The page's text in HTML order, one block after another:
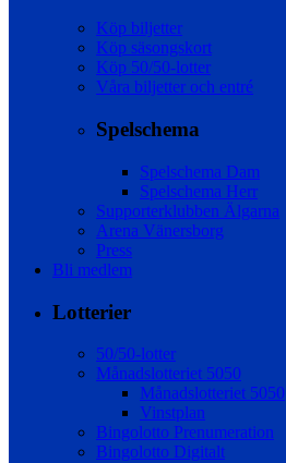
Köp biljetter
Köp säsongskort
Köp 50/50-lotter
Våra biljetter och entré
Spelschema
Spelschema Dam
Spelschema Herr
Supporterklubben Älgarna
Arena Vänersborg
Press
Bli medlem
Lotterier
50/50-lotter
Månadslotteriet 5050
Månadslotteriet 5050
Vinstplan
Bingolotto Prenumeration
Bingolotto Digitalt